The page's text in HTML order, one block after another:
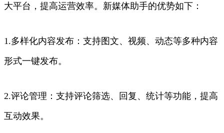
大平台，提高运营效率。新媒体助手的优势如下：
1.多样化内容发布：支持图文、视频、动态等多种内容
形式一键发布。
2.评论管理：支持评论筛选、回复、统计等功能，提高
互动效果。